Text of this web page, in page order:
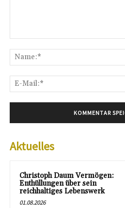
Aktuelles
Christoph Daum Vermögen:
Enthüllungen über sein
reichhaltiges Lebenswerk
01.08.2026